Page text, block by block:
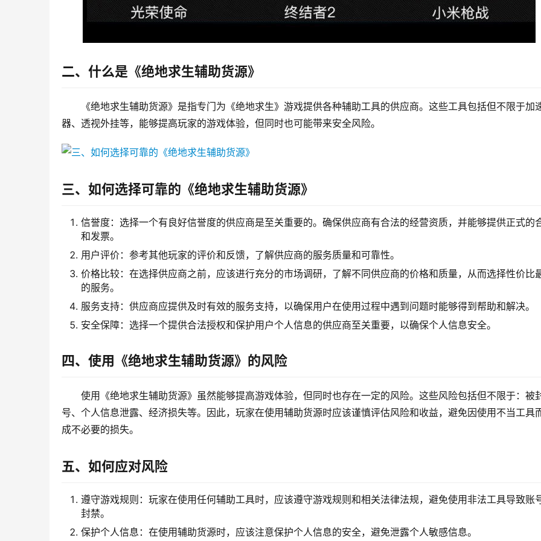
二、什么是《绝地求生辅助货源》
《绝地求生辅助货源》是指专门为《绝地求生》游戏提供各种辅助工具的供应商。这些工具包括但不限于加
器、透视外挂等，能够提高玩家的游戏体验，但同时也可能带来安全风险。
三、如何选择可靠的《绝地求生辅助货源》
信誉度：选择一个有良好信誉度的供应商是至关重要的。确保供应商有合法的经营资质，并能够提供正式的
和发票。
用户评价：参考其他玩家的评价和反馈，了解供应商的服务质量和可靠性。
价格比较：在选择供应商之前，应该进行充分的市场调研，了解不同供应商的价格和质量，从而选择性价比
的服务。
服务支持：供应商应提供及时有效的服务支持，以确保用户在使用过程中遇到问题时能够得到帮助和解决。
安全保障：选择一个提供合法授权和保护用户个人信息的供应商至关重要，以确保个人信息安全。
四、使用《绝地求生辅助货源》的风险
使用《绝地求生辅助货源》虽然能够提高游戏体验，但同时也存在一定的风险。这些风险包括但不限于：被
号、个人信息泄露、经济损失等。因此，玩家在使用辅助货源时应该谨慎评估风险和收益，避免因使用不当工具
成不必要的损失。
五、如何应对风险
遵守游戏规则：玩家在使用任何辅助工具时，应该遵守游戏规则和相关法律法规，避免使用非法工具导致账
封禁。
保护个人信息：在使用辅助货源时，应该注意保护个人信息的安全，避免泄露个人敏感信息。